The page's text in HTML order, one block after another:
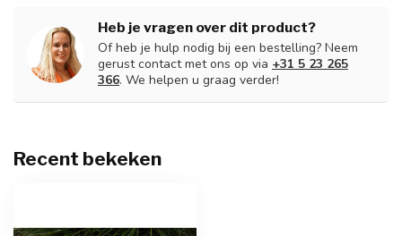
Heb je vragen over dit product?
Of heb je hulp nodig bij een bestelling? Neem
gerust contact met ons op via +31 5 23 265
366. We helpen u graag verder!
Recent bekeken